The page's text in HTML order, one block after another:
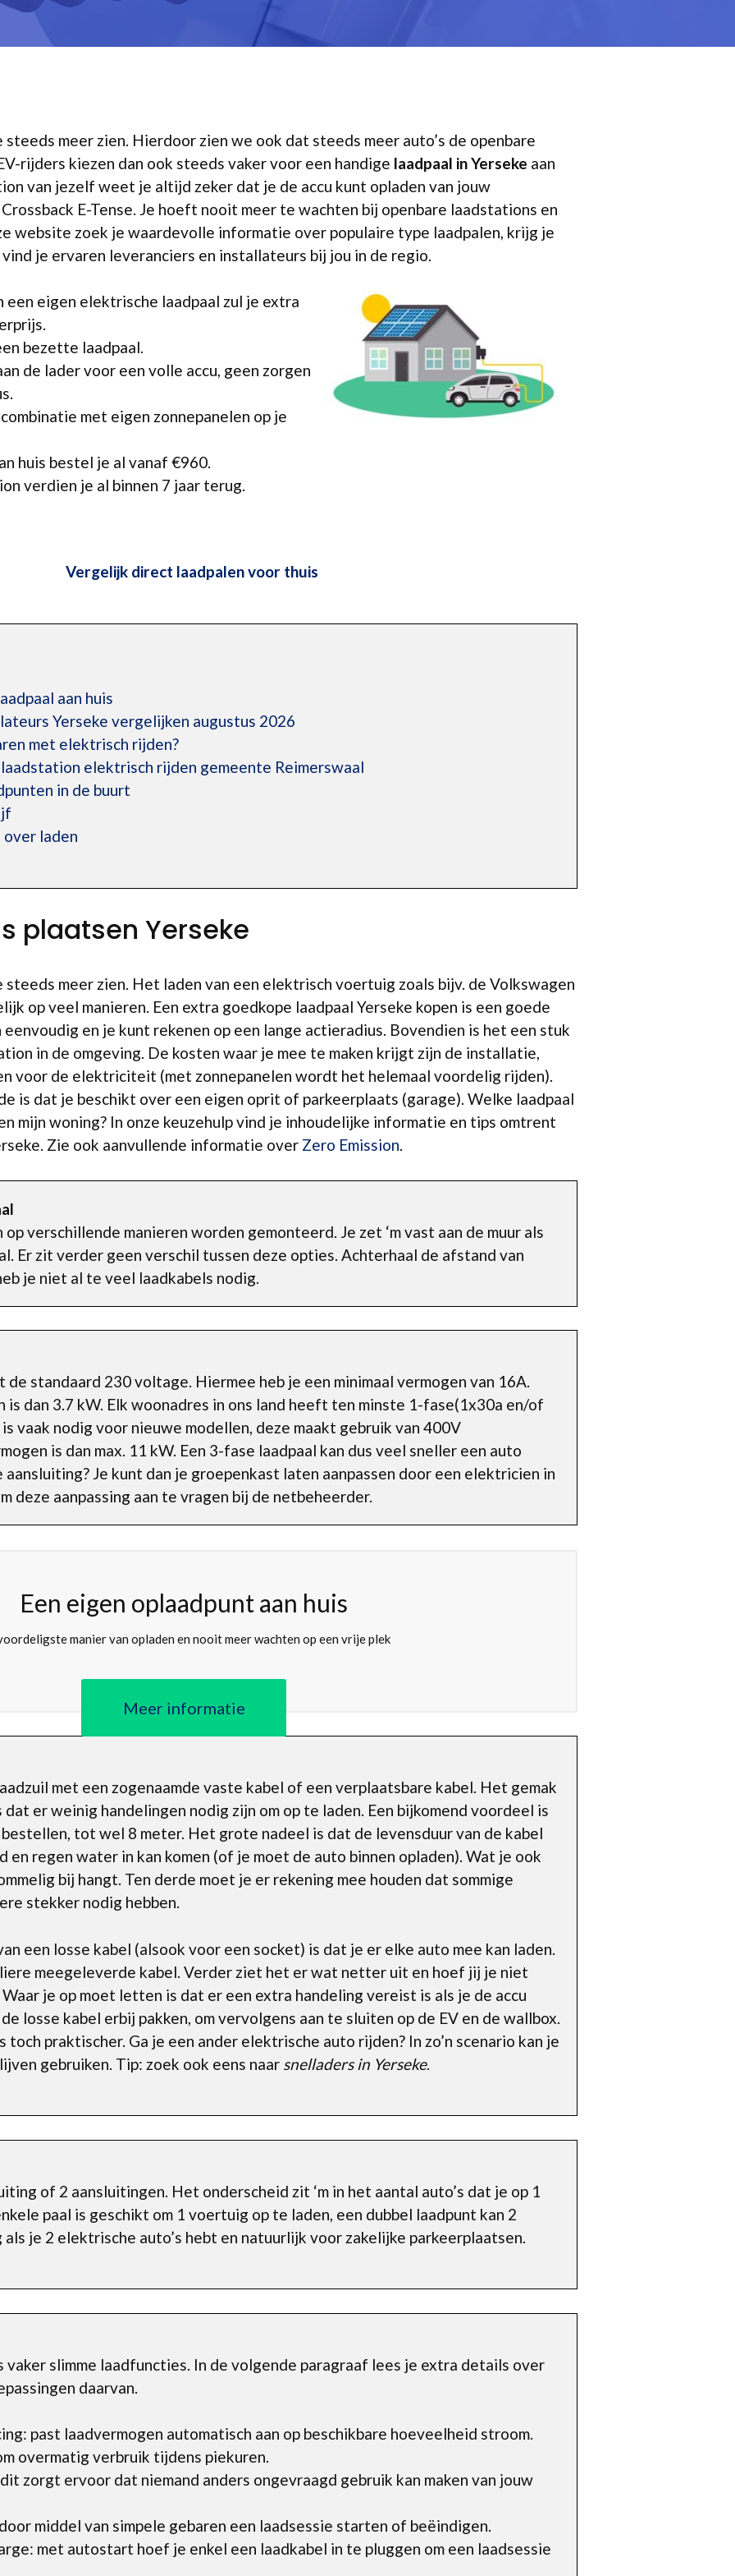
meer zien. Hierdoor zien we ook dat steeds meer auto’s de openbare
rijders kiezen dan ook steeds vaker voor een handige laadpaal in Yerseke aan
van jezelf weet je altijd zeker dat je de accu kunt opladen van jouw
E-Tense. Je hoeft nooit meer te wachten bij openbare laadstations en
website zoek je waardevolle informatie over populaire type laadpalen, krijg je
je ervaren leveranciers en installateurs bij jou in de regio.
een eigen elektrische laadpaal zul je extra
bezette laadpaal.
de lader voor een volle accu, geen zorgen
met eigen zonnepanelen op je
huis bestel je al vanaf €960.
verdien je al binnen 7 jaar terug.
Vergelijk direct laadpalen voor thuis
aan huis
Yerseke vergelijken augustus 2026
met elektrisch rijden?
elektrisch rijden gemeente Reimerswaal
in de buurt
laden
plaatsen Yerseke
meer zien. Het laden van een elektrisch voertuig zoals bijv. de Volkswagen
op veel manieren. Een extra goedkope laadpaal Yerseke kopen is een goede
en je kunt rekenen op een lange actieradius. Bovendien is het een stuk
in de omgeving. De kosten waar je mee te maken krijgt zijn de installatie,
voor de elektriciteit (met zonnepanelen wordt het helemaal voordelig rijden).
is dat je beschikt over een eigen oprit of parkeerplaats (garage). Welke laadpaal
mijn woning? In onze keuzehulp vind je inhoudelijke informatie en tips omtrent
Zie ook aanvullende informatie over Zero Emission.
verschillende manieren worden gemonteerd. Je zet ‘m vast aan de muur als
Er zit verder geen verschil tussen deze opties. Achterhaal de afstand van
je niet al te veel laadkabels nodig.
standaard 230 voltage. Hiermee heb je een minimaal vermogen van 16A.
is dan 3.7 kW. Elk woonadres in ons land heeft ten minste 1-fase(1x30a en/of
vaak nodig voor nieuwe modellen, deze maakt gebruik van 400V
is dan max. 11 kW. Een 3-fase laadpaal kan dus veel sneller een auto
Je kunt dan je groepenkast laten aanpassen door een elektricien in
deze aanpassing aan te vragen bij de netbeheerder.
Een eigen oplaadpunt aan huis
manier van opladen en nooit meer wachten op een vrije plek
Meer informatie
met een zogenaamde vaste kabel of een verplaatsbare kabel. Het gemak
er weinig handelingen nodig zijn om op te laden. Een bijkomend voordeel is
tot wel 8 meter. Het grote nadeel is dat de levensduur van de kabel
en regen water in kan komen (of je moet de auto binnen opladen). Wat je ook
bij hangt. Ten derde moet je er rekening mee houden dat sommige
stekker nodig hebben.
een losse kabel (alsook voor een socket) is dat je er elke auto mee kan laden.
meegeleverde kabel. Verder ziet het er wat netter uit en hoef jij je niet
je op moet letten is dat er een extra handeling vereist is als je de accu
losse kabel erbij pakken, om vervolgens aan te sluiten op de EV en de wallbox.
toch praktischer. Ga je een ander elektrische auto rijden? In zo’n scenario kan je
gebruiken. Tip: zoek ook eens naar snelladers in Yerseke.
of 2 aansluitingen. Het onderscheid zit ‘m in het aantal auto’s dat je op 1
paal is geschikt om 1 voertuig op te laden, een dubbel laadpunt kan 2
je 2 elektrische auto’s hebt en natuurlijk voor zakelijke parkeerplaatsen.
slimme laadfuncties. In de volgende paragraaf lees je extra details over
daarvan.
past laadvermogen automatisch aan op beschikbare hoeveelheid stroom.
overmatig verbruik tijdens piekuren.
zorgt ervoor dat niemand anders ongevraagd gebruik kan maken van jouw
middel van simpele gebaren een laadsessie starten of beëindigen.
met autostart hoef je enkel een laadkabel in te pluggen om een laadsessie